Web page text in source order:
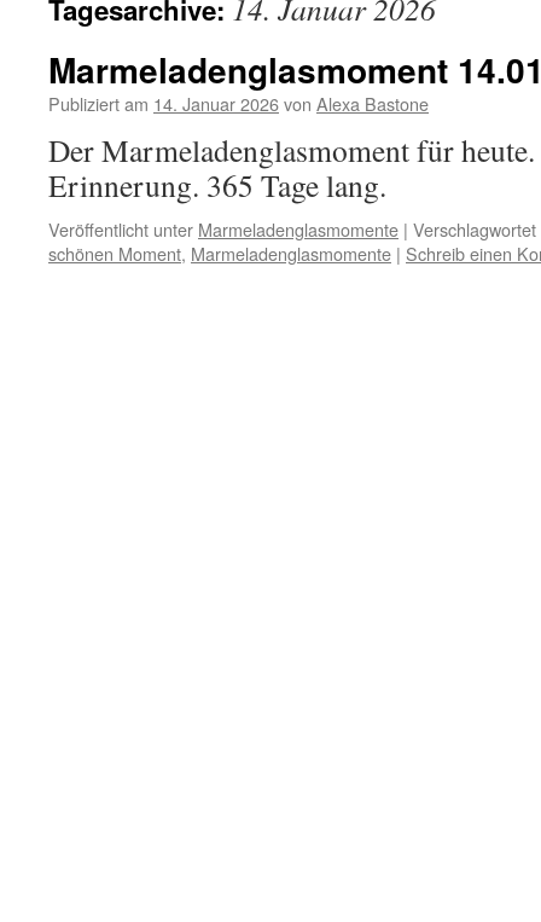
Tagesarchive: 14. Januar 2026
Marmeladenglasmoment
Publiziert am 14. Januar 2026von Alexa Bastone
Der Marmeladenglasmoment für heute.
Erinnerung. 365 Tage lang.
Veröffentlicht unter Marmeladenglasmomente | Verschlagwortet
schönen Moment, Marmeladenglasmomente | Schreib einen